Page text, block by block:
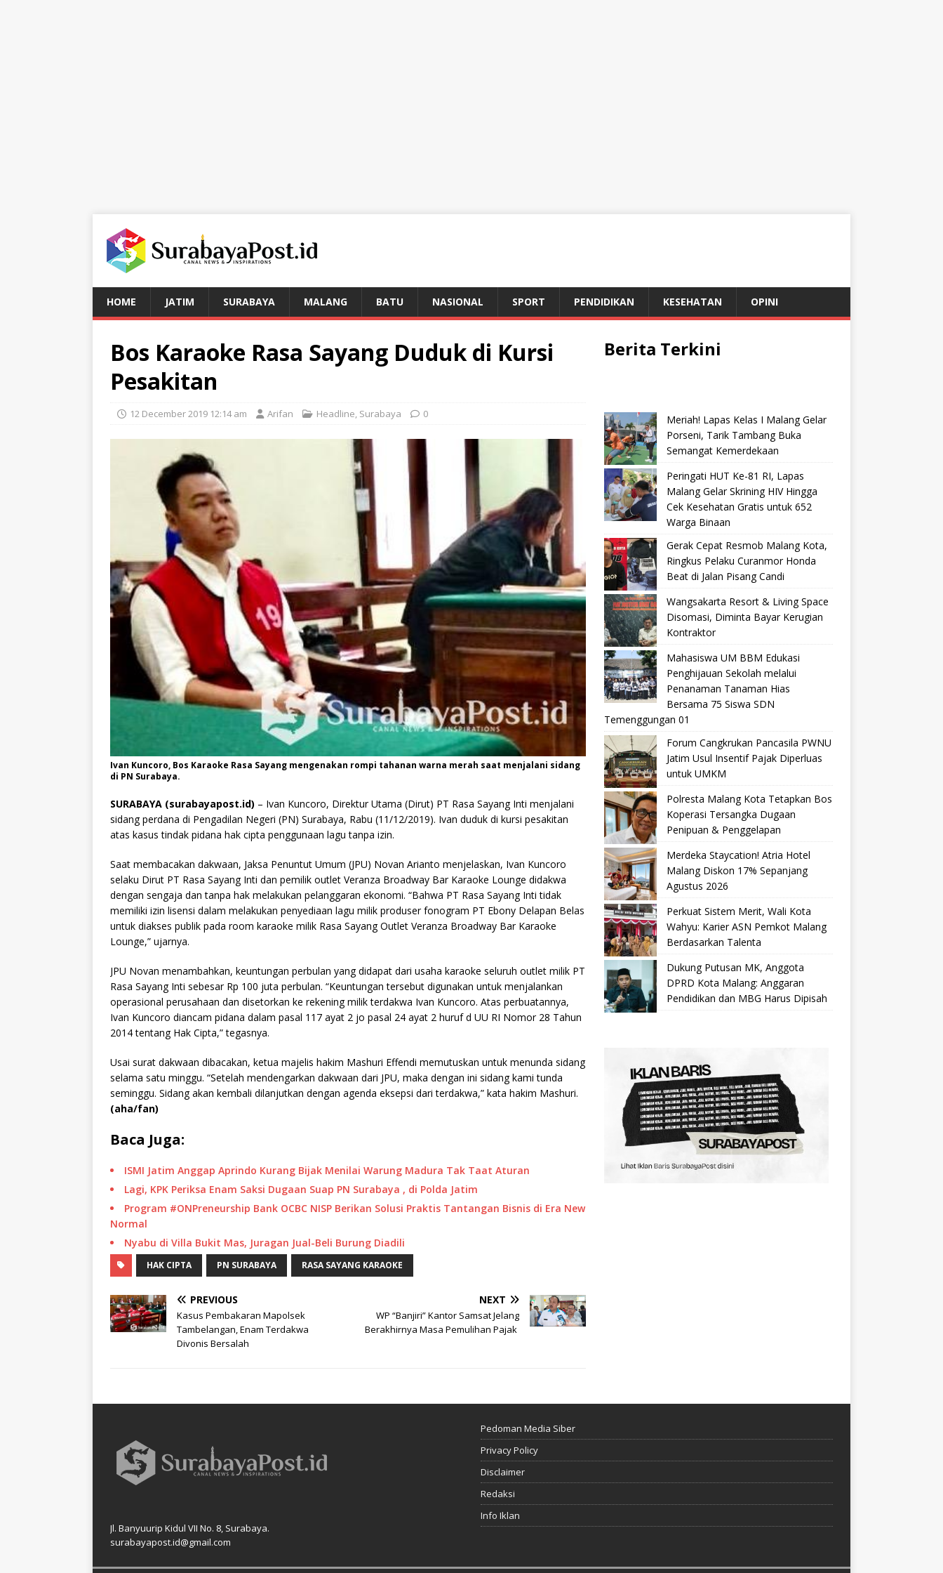
HOME JATIM SURABAYA MALANG BATU NASIONAL SPORT PENDIDIKAN KESEHATAN OPINI
Bos Karaoke Rasa Sayang Duduk di Kursi
Pesakitan
12 December 2019 12:14 am Arifan Headline, Surabaya 0
Ivan Kuncoro, Bos Karaoke Rasa Sayang mengenakan rompi tahanan warna merah saat menjalani sidang
di PN Surabaya.
SURABAYA (surabayapost.id) – Ivan Kuncoro, Direktur Utama (Dirut) PT Rasa Sayang Inti menjalani
sidang perdana di Pengadilan Negeri (PN) Surabaya, Rabu (11/12/2019). Ivan duduk di kursi pesakitan
atas kasus tindak pidana hak cipta penggunaan lagu tanpa izin.
Saat membacakan dakwaan, Jaksa Penuntut Umum (JPU) Novan Arianto menjelaskan, Ivan Kuncoro
selaku Dirut PT Rasa Sayang Inti dan pemilik outlet Veranza Broadway Bar Karaoke Lounge didakwa
dengan sengaja dan tanpa hak melakukan pelanggaran ekonomi. “Bahwa PT Rasa Sayang Inti tidak
memiliki izin lisensi dalam melakukan penyediaan lagu milik produser fonogram PT Ebony Delapan Belas
untuk diakses publik pada room karaoke milik Rasa Sayang Outlet Veranza Broadway Bar Karaoke
Lounge,” ujarnya.
JPU Novan menambahkan, keuntungan perbulan yang didapat dari usaha karaoke seluruh outlet milik PT
Rasa Sayang Inti sebesar Rp 100 juta perbulan. “Keuntungan tersebut digunakan untuk menjalankan
operasional perusahaan dan disetorkan ke rekening milik terdakwa Ivan Kuncoro. Atas perbuatannya,
Ivan Kuncoro diancam pidana dalam pasal 117 ayat 2 jo pasal 24 ayat 2 huruf d UU RI Nomor 28 Tahun
2014 tentang Hak Cipta,” tegasnya.
Usai surat dakwaan dibacakan, ketua majelis hakim Mashuri Effendi memutuskan untuk menunda sidang
selama satu minggu. “Setelah mendengarkan dakwaan dari JPU, maka dengan ini sidang kami tunda
seminggu. Sidang akan kembali dilanjutkan dengan agenda eksepsi dari terdakwa,” kata hakim Mashuri.
(aha/fan)
Baca Juga:
ISMI Jatim Anggap Aprindo Kurang Bijak Menilai Warung Madura Tak Taat Aturan
Lagi, KPK Periksa Enam Saksi Dugaan Suap PN Surabaya , di Polda Jatim
Program #ONPreneurship Bank OCBC NISP Berikan Solusi Praktis Tantangan Bisnis di Era New
Normal
Nyabu di Villa Bukit Mas, Juragan Jual-Beli Burung Diadili
HAK CIPTA PN SURABAYA RASA SAYANG KARAOKE
PREVIOUS
Kasus Pembakaran Mapolsek
Tambelangan, Enam Terdakwa
Divonis Bersalah
NEXT
WP “Banjiri” Kantor Samsat Jelang
Berakhirnya Masa Pemulihan Pajak
Berita Terkini
Meriah! Lapas Kelas I Malang Gelar
Porseni, Tarik Tambang Buka
Semangat Kemerdekaan
Peringati HUT Ke-81 RI, Lapas
Malang Gelar Skrining HIV Hingga
Cek Kesehatan Gratis untuk 652
Warga Binaan
Gerak Cepat Resmob Malang Kota,
Ringkus Pelaku Curanmor Honda
Beat di Jalan Pisang Candi
Wangsakarta Resort & Living Space
Disomasi, Diminta Bayar Kerugian
Kontraktor
Mahasiswa UM BBM Edukasi
Penghijauan Sekolah melalui
Penanaman Tanaman Hias
Bersama 75 Siswa SDN
Temenggungan 01
Forum Cangkrukan Pancasila PWNU
Jatim Usul Insentif Pajak Diperluas
untuk UMKM
Polresta Malang Kota Tetapkan Bos
Koperasi Tersangka Dugaan
Penipuan & Penggelapan
Merdeka Staycation! Atria Hotel
Malang Diskon 17% Sepanjang
Agustus 2026
Perkuat Sistem Merit, Wali Kota
Wahyu: Karier ASN Pemkot Malang
Berdasarkan Talenta
Dukung Putusan MK, Anggota
DPRD Kota Malang: Anggaran
Pendidikan dan MBG Harus Dipisah
Jl. Banyuurip Kidul VII No. 8, Surabaya.
surabayapost.id@gmail.com
Pedoman Media Siber
Privacy Policy
Disclaimer
Redaksi
Info Iklan